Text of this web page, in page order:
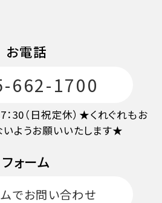
お電話
662-1700
：30（日祝定休）★くれぐれもお
ようお願いいたします★
フォーム
でお問い合わせ